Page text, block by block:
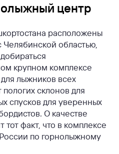
центр
расположены
Челябинской областью,
крупном комплексе
лыжников всех
склонов для
спусков для уверенных
О качестве
тот факт, что в комплексе
по горнолыжному